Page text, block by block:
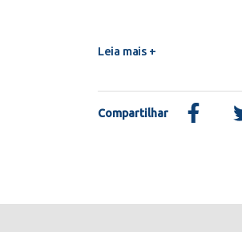
Leia mais +
Compartilhar